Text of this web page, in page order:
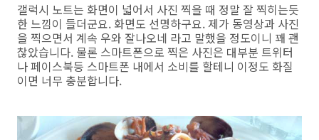
갤럭시 노트는 화면이 넓어서 사진 찍을 때 정말 잘 찍히는듯
한 느낌이 들더군요. 화면도 선명하구요. 제가 동영상과 사진
을 찍으면서 계속 우와 잘나오네 라고 말했을 정도이니 꽤 괜
찮았습니다. 물론 스마트폰으로 찍은 사진은 대부분 트위터
나 페이스북등 스마트폰 내에서 소비를 할테니 이정도 화질
이면 너무 충분합니다.